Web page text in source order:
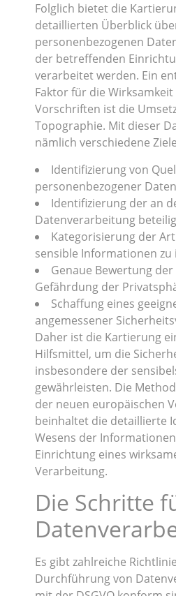
Folglich bietet die
detaillierten Überblick
personenbezogenen
der betreffenden
verarbeitet werden. Ein
Faktor für die
Vorschriften ist die
Topographie. Mit dieser
nämlich verschiedene
Identifizierung von
personenbezogener Daten
Identifizierung der an
Datenverarbeitung
Kategorisierung der
sensible Informationen zu
Genaue Bewertung
Gefährdung der
Schaffung eines
angemessener
Daher ist die Kartierung
Hilfsmittel, um die
insbesondere der
gewährleisten. Die
der neuen europäischen
beinhaltet die detaillierte
Wesens der
Einrichtung eines
Verarbeitung.
Die Schritte
Es gibt zahlreiche
Durchführung von